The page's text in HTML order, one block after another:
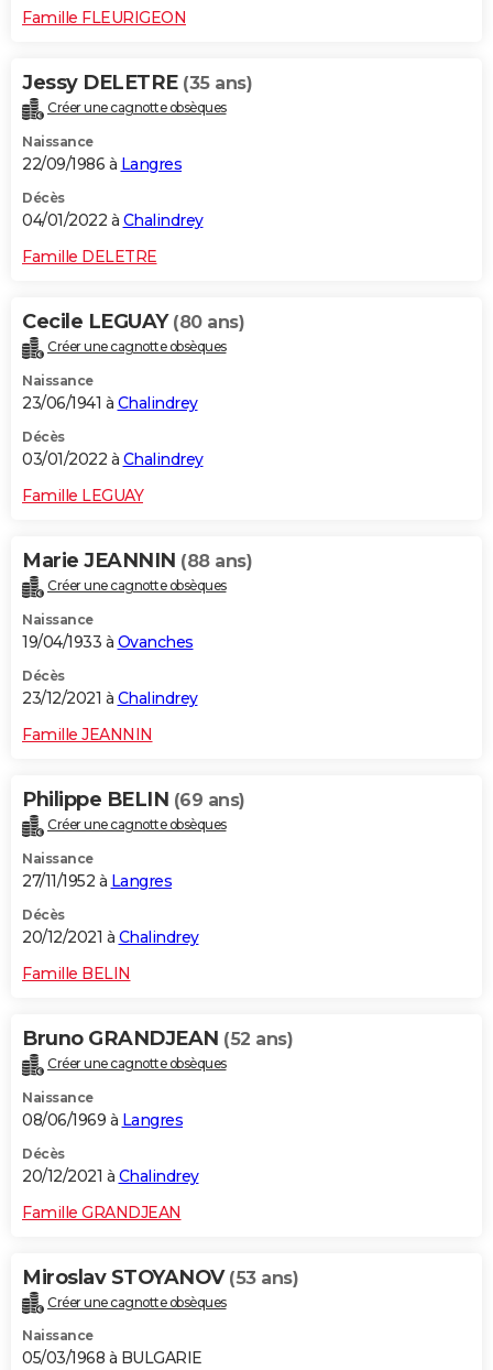
Famille FLEURIGEON
Jessy DELETRE (35 ans)
Créer une cagnotte obsèques
Naissance
22/09/1986 à Langres
Décès
04/01/2022 à Chalindrey
Famille DELETRE
Cecile LEGUAY (80 ans)
Créer une cagnotte obsèques
Naissance
23/06/1941 à Chalindrey
Décès
03/01/2022 à Chalindrey
Famille LEGUAY
Marie JEANNIN (88 ans)
Créer une cagnotte obsèques
Naissance
19/04/1933 à Ovanches
Décès
23/12/2021 à Chalindrey
Famille JEANNIN
Philippe BELIN (69 ans)
Créer une cagnotte obsèques
Naissance
27/11/1952 à Langres
Décès
20/12/2021 à Chalindrey
Famille BELIN
Bruno GRANDJEAN (52 ans)
Créer une cagnotte obsèques
Naissance
08/06/1969 à Langres
Décès
20/12/2021 à Chalindrey
Famille GRANDJEAN
Miroslav STOYANOV (53 ans)
Créer une cagnotte obsèques
Naissance
05/03/1968 à BULGARIE